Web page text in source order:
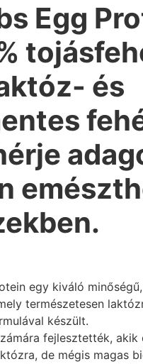
Egg
és
egy kiváló
természetesen
készült.
fejlesztették, akik
de mégis magas